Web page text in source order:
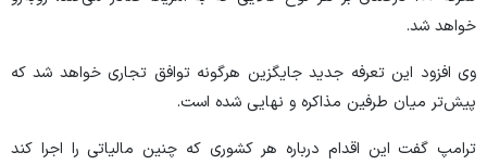
خواهد شد.
وی افزود این تعرفه جدید جایگزین هرگونه توافق تجاری خواهد شد که
پیش‌تر میان طرفین مذاکره و نهایی شده است.
ترامپ گفت این اقدام درباره هر کشوری که چنین مالیاتی را اجرا کند